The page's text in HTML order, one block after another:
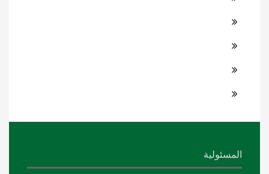
المسئولية